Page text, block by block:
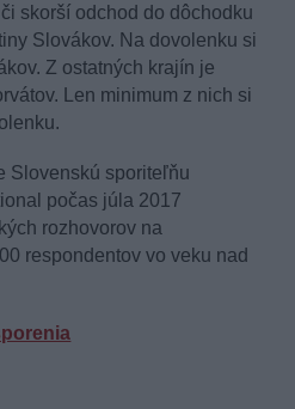
skorší odchod do dôchodku
Slovákov. Na dovolenku si
Z ostatných krajín je
Len minimum z nich si
Slovenskú sporiteľňu
počas júla 2017
rozhovorov na
respondentov vo veku nad